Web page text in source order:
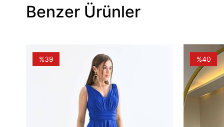
Benzer Ürünler
%39 %40